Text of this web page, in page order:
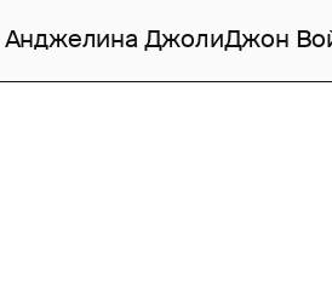
Анджелина ДжолиДжон